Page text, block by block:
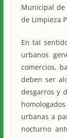
Municipal de
de Limpieza
En tal
urbanos
comercios,
deben ser
desgarros y
urbanas a
nocturno